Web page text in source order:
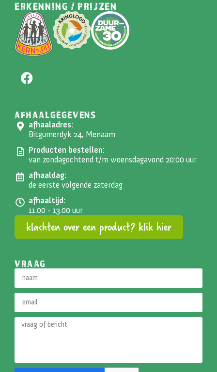
ERKENNING / PRIJZEN
AFHAALGEGEVENS
afhaaladres:
Bitgumerdyk 24, Menaam
Producten bestellen:
van zondagochtend t/m woensdagavond 20:00 uur
afhaaldag:
de eerste volgende zaterdag
afhaaltijd:
11.00 - 13.00 uur
klachten over een product? klik hier
VRAAG